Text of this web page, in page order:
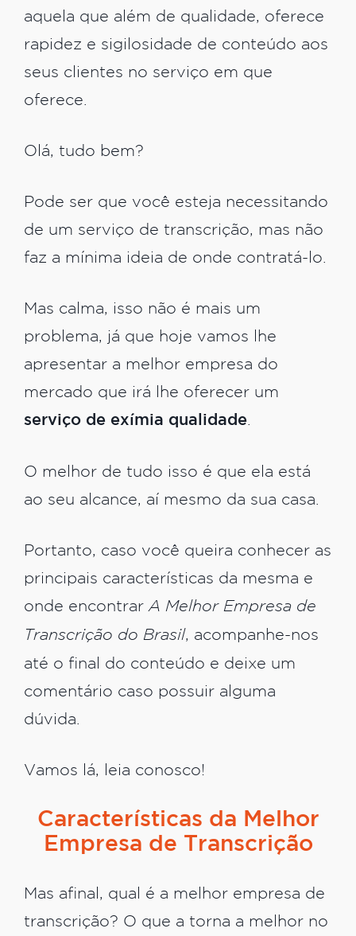
aquela que além de qualidade, oferece
rapidez e sigilosidade de conteúdo aos
seus clientes no serviço em que
oferece.
Olá, tudo bem?
Pode ser que você esteja necessitando
de um serviço de transcrição, mas não
faz a mínima ideia de onde contratá-lo.
Mas calma, isso não é mais um
problema, já que hoje vamos lhe
apresentar a melhor empresa do
mercado que irá lhe oferecer um
serviço de exímia qualidade
O melhor de tudo isso é que ela está
ao seu alcance, aí mesmo da sua casa.
Portanto, caso você queira conhecer as
principais características da mesma e
onde encontrar A Melhor Empresa de
Transcrição do Brasil, acompanhe-nos
até o final do conteúdo e deixe um
comentário caso possuir alguma
dúvida.
Vamos lá, leia conosco!
Características da Melhor
Empresa de Transcrição
Mas afinal, qual é a melhor empresa de
transcrição? O que a torna a melhor no